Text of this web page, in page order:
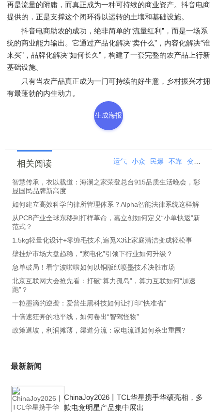
再是流量的附庸，而真正成为一种可持续的商业资产。抖音电商
提供的，正是支撑这个闭环得以运转的土壤和基础设施。
抖音电商助农的成功，绝非简单的“流量红利”，而是一场系
统的商业能力输出。它通过产品化解决“卖什么”，内容化解决“谁
来买”，品牌化解决“如何长久”，构建了一套完整的农产品上行新
基础设施。
只有当农产品真正成为一门可持续的好生意，乡村振兴才拥
有最蓬勃的内生动力。
生成海报
相关阅读 运气 小众 民爆 不靠 变成
智慧传承，衣以载道：海澜之家荣登总台915品质生活晚会，彰
显国民品牌新高度
如何建立高效科学的律所管理体系？Alpha智能法律系统这样解
从PCB产业全球东移到打样革命，嘉立创如何定义“小单快返”新
范式？
1.5kg轻量化设计+零缠毛技术,追觅X3让家庭清洁变成轻松事
壁挂炉市场大盘趋稳，“家电化”引领下行业如何升级？
急单破局！看宁波啦啦如何以铜版纸喷墨技术决胜市场
北京互联网大会抢先看：打破“算力孤岛”，算力互联如何“加速
跑”？
一粒墨滴的逆袭：爱普生黑科技如何让打印“快准省”
十倍速狂奔的地平线，如何卷出“智驾怪物”
政策退坡，利润摊薄，渠道分流：家电流通如何杀出重围?
最新新闻
ChinaJoy2026丨TCL华星携手华硕亮相，多
款电竞明星产品集中展出